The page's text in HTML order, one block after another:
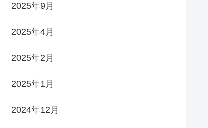
2025年9月
2025年4月
2025年2月
2025年1月
2024年12月